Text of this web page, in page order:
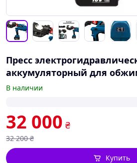
Пресс
аккумуляторный для
В наличии
32 000 ₴
32 200 ₴
Купить